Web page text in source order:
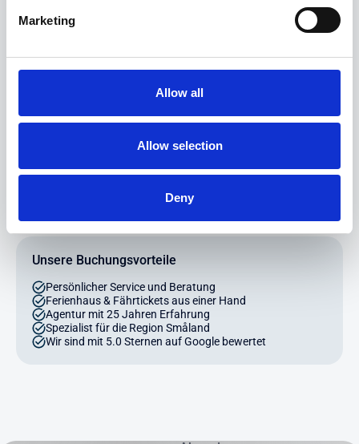
Marketing
Allow all
Allow selection
Deny
Verfügbarkeit oder Buchung? Wir helfen Ihnen
gerne!
Unsere Buchungsvorteile
Persönlicher Service und Beratung
Ferienhaus & Fährtickets aus einer Hand
Agentur mit 25 Jahren Erfahrung
Spezialist für die Region Småland
Wir sind mit 5.0 Sternen auf Google bewertet